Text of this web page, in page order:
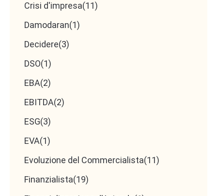
Crisi d'impresa(11)
Damodaran(1)
Decidere(3)
DSO(1)
EBA(2)
EBITDA(2)
ESG(3)
EVA(1)
Evoluzione del Commercialista(11)
Finanzialista(19)